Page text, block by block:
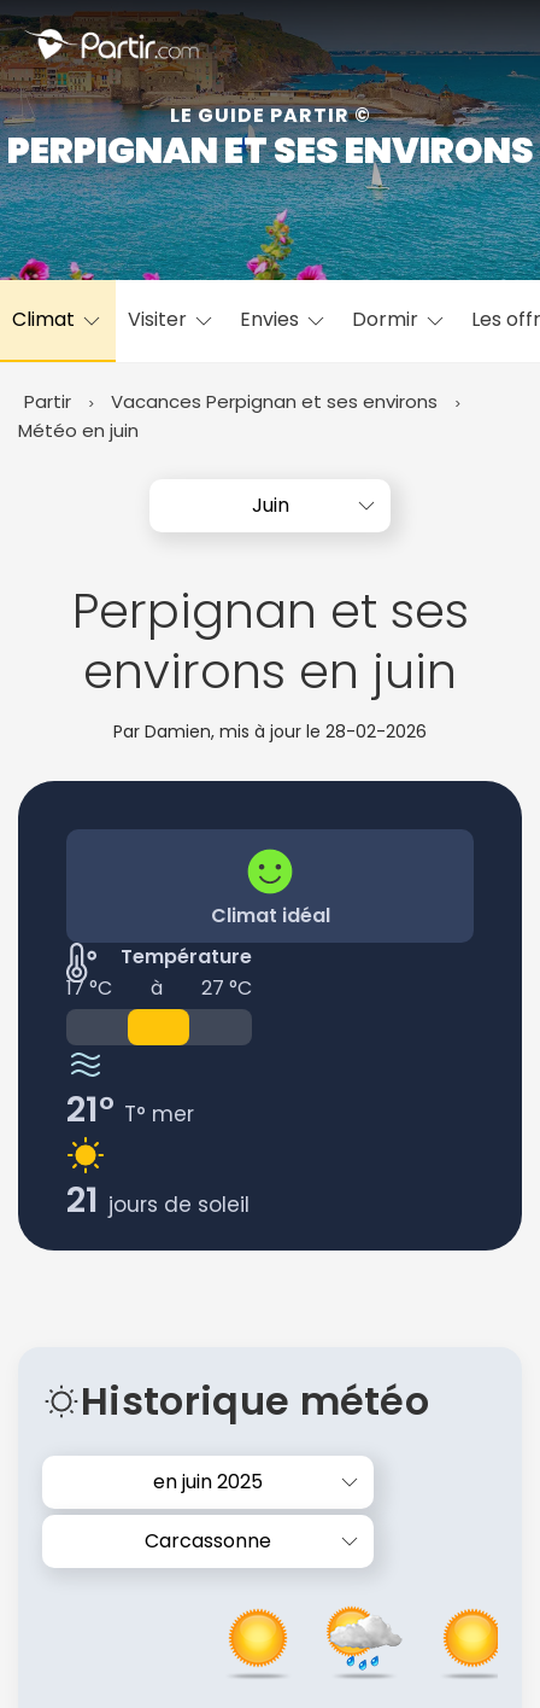
LE GUIDE PARTIR ©
PERPIGNAN ET SES ENVIRONS
Climat Visiter Envies Dormir Les
Partir
Vacances Perpignan et ses environs
Météo en juin
Juin
Perpignan et ses
environs en juin
Par Damien, mis à jour le 28-02-2026
Climat idéal
Température
17 °C
à 27 °C
21° T° mer
21 jours de soleil
Historique météo
en juin 2025
Carcassonne
📍 Destinations populaires
☀️ Où partir par mois
Janvier
Juillet
Août Septembre
Octobre
Novembre